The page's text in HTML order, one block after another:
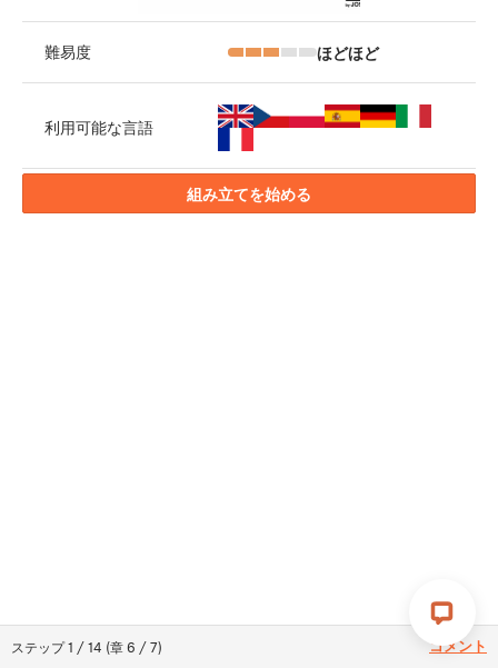
ステップ1 /14 (章6 /7) コメント
難易度 ほどほど
利用可能な言語
組み立てを始める